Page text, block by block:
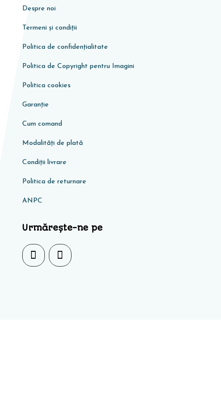
Despre noi
Termeni și condiții
Politica de confidențialitate
Politica de Copyright pentru Imagini
Politica cookies
Garanţie
Cum comand
Modalități de plată
Condiţii livrare
Politica de returnare
ANPC
Urmărește-ne pe